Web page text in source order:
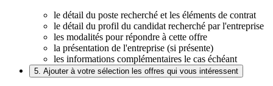
le détail du poste recherché et les éléments de contrat
le détail du profil du candidat recherché par l'entreprise
les modalités pour répondre à cette offre
la présentation de l'entreprise (si présente)
les informations complémentaires le cas échéant
5. Ajouter à votre sélection les offres qui vous intéressent